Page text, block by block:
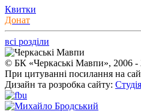
Квитки
Донат
всі розділи
© БК «Черкаські Мавпи», 2006 -
При цитуванні посилання на
Дизайн та розробка сайту: